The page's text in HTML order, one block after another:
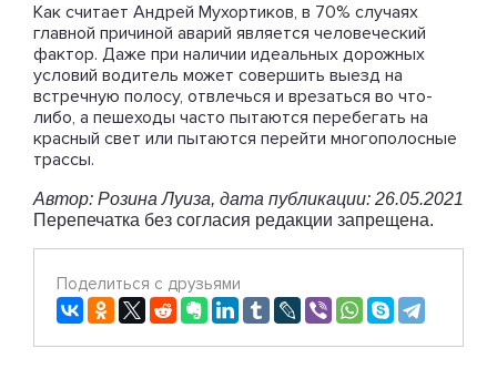
Как считает Андрей Мухортиков, в 70% случаях
главной причиной аварий является человеческий
фактор. Даже при наличии идеальных дорожных
условий водитель может совершить выезд на
встречную полосу, отвлечься и врезаться во что-
либо, а пешеходы часто пытаются перебегать на
красный свет или пытаются перейти многополосные
трассы.
Автор: Розина Луиза, дата публикации: 26.05.2021
Перепечатка без согласия редакции запрещена.
Поделиться с друзьями